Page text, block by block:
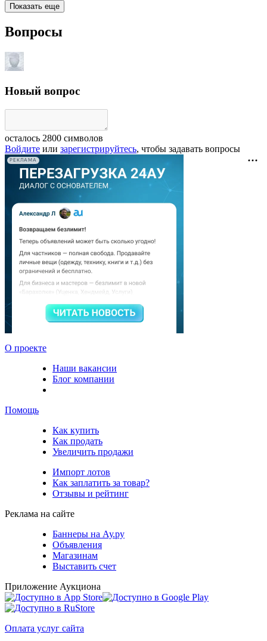
Показать еще
Вопросы
Новый вопрос
осталось 2800 символов
Войдите или зарегистрируйтесь, чтобы задавать вопросы
РЕКЛАМА
О проекте
Наши вакансии
Блог компании
Помощь
Как купить
Как продать
Увеличить продажи
Импорт лотов
Как заплатить за товар?
Отзывы и рейтинг
Реклама на сайте
Баннеры на Ау.ру
Объявления
Магазинам
Выставить счет
Приложение Аукциона
Оплата услуг сайта